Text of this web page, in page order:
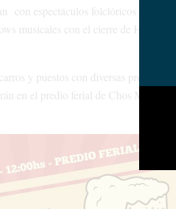
con espectáculos folclóricos desde
musicales con el cierre de Hernán
y puestos con diversas
en el predio ferial de Chos Malal,